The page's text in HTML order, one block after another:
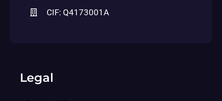
CIF: Q4173001A
Legal